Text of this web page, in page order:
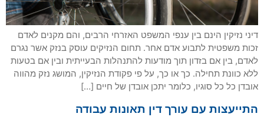
דיני נזיקין הינם בין ענפי המשפט האזרחי הרבים, והם מקנים לאדם
זכות משפטית לתבוע אדם אחר. תחום הנזיקים עוסק בנזק אשר נגרם
לאדם, בין אם בזדון תוך מודעות להתנהלות הבעייתית ובין אם בטעות
ללא כוונת תחילה. כך או כך, על פי פקודת הנזיקין, המושג נזק מהווה
אובדן כל כל סוגיו, כלומר יתכן אובדן של חיים […]
התייעצות עם עורך דין תאונות עבודה